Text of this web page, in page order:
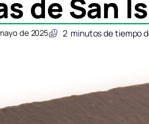
de San
de 2025 2 minutos de tiempo